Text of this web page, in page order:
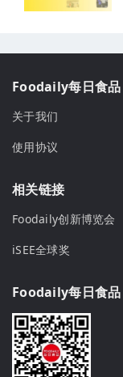
Foodaily每日食品
关于我们
使用协议
相关链接
Foodaily创新博览会
iSEE全球奖
Foodaily每日食品